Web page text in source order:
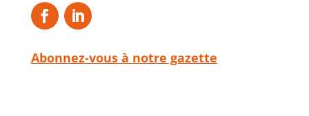
Abonnez-vous à notre gazette